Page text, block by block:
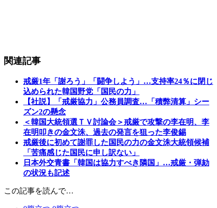
関連記事
戒厳1年「謝ろう」「闘争しよう」…支持率24％に閉じ
込められた韓国野党「国民の力」
【社説】「戒厳協力」公務員調査…「積弊清算」シー
ズン2の懸念
＜韓国大統領選ＴＶ討論会＞戒厳で攻撃の李在明、李
在明叩きの金文洙、過去の発言を狙った李俊錫
戒厳後に初めて謝罪した国民の力の金文洙大統領候補
「苦痛感じた国民に申し訳ない」
日本外交青書「韓国は協力すべき隣国」…戒厳・弾劾
の状況も記述
この記事を読んで…